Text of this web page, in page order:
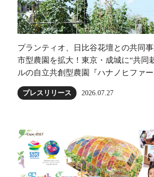
プランティオ、日比谷花壇との共同
市型農園を拡大！東京・成城に“共同
ルの自立共創型農園『ハナノヒファ
プレスリリース 2026.07.27